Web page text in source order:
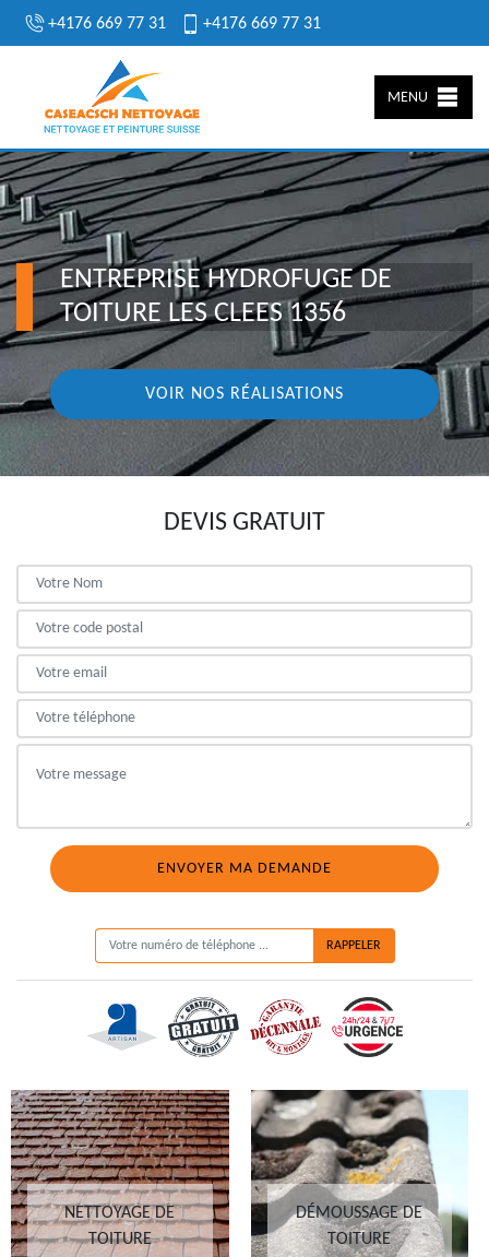
+4176 669 77 31 +4176 669 77 31
MENU
ENTREPRISE HYDROFUGE DE
TOITURE LES CLEES 1356
VOIR NOS RÉALISATIONS
DEVIS GRATUIT
NETTOYAGE DE
TOITURE
DÉMOUSSAGE DE
TOITURE